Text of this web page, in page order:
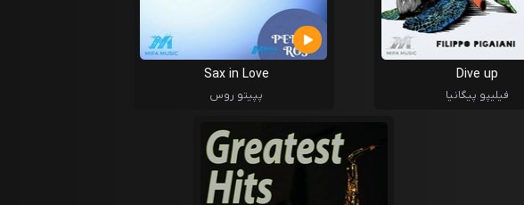
Dive up
فیلیپو پیگانیا
Sax in Love
پپیتو روس